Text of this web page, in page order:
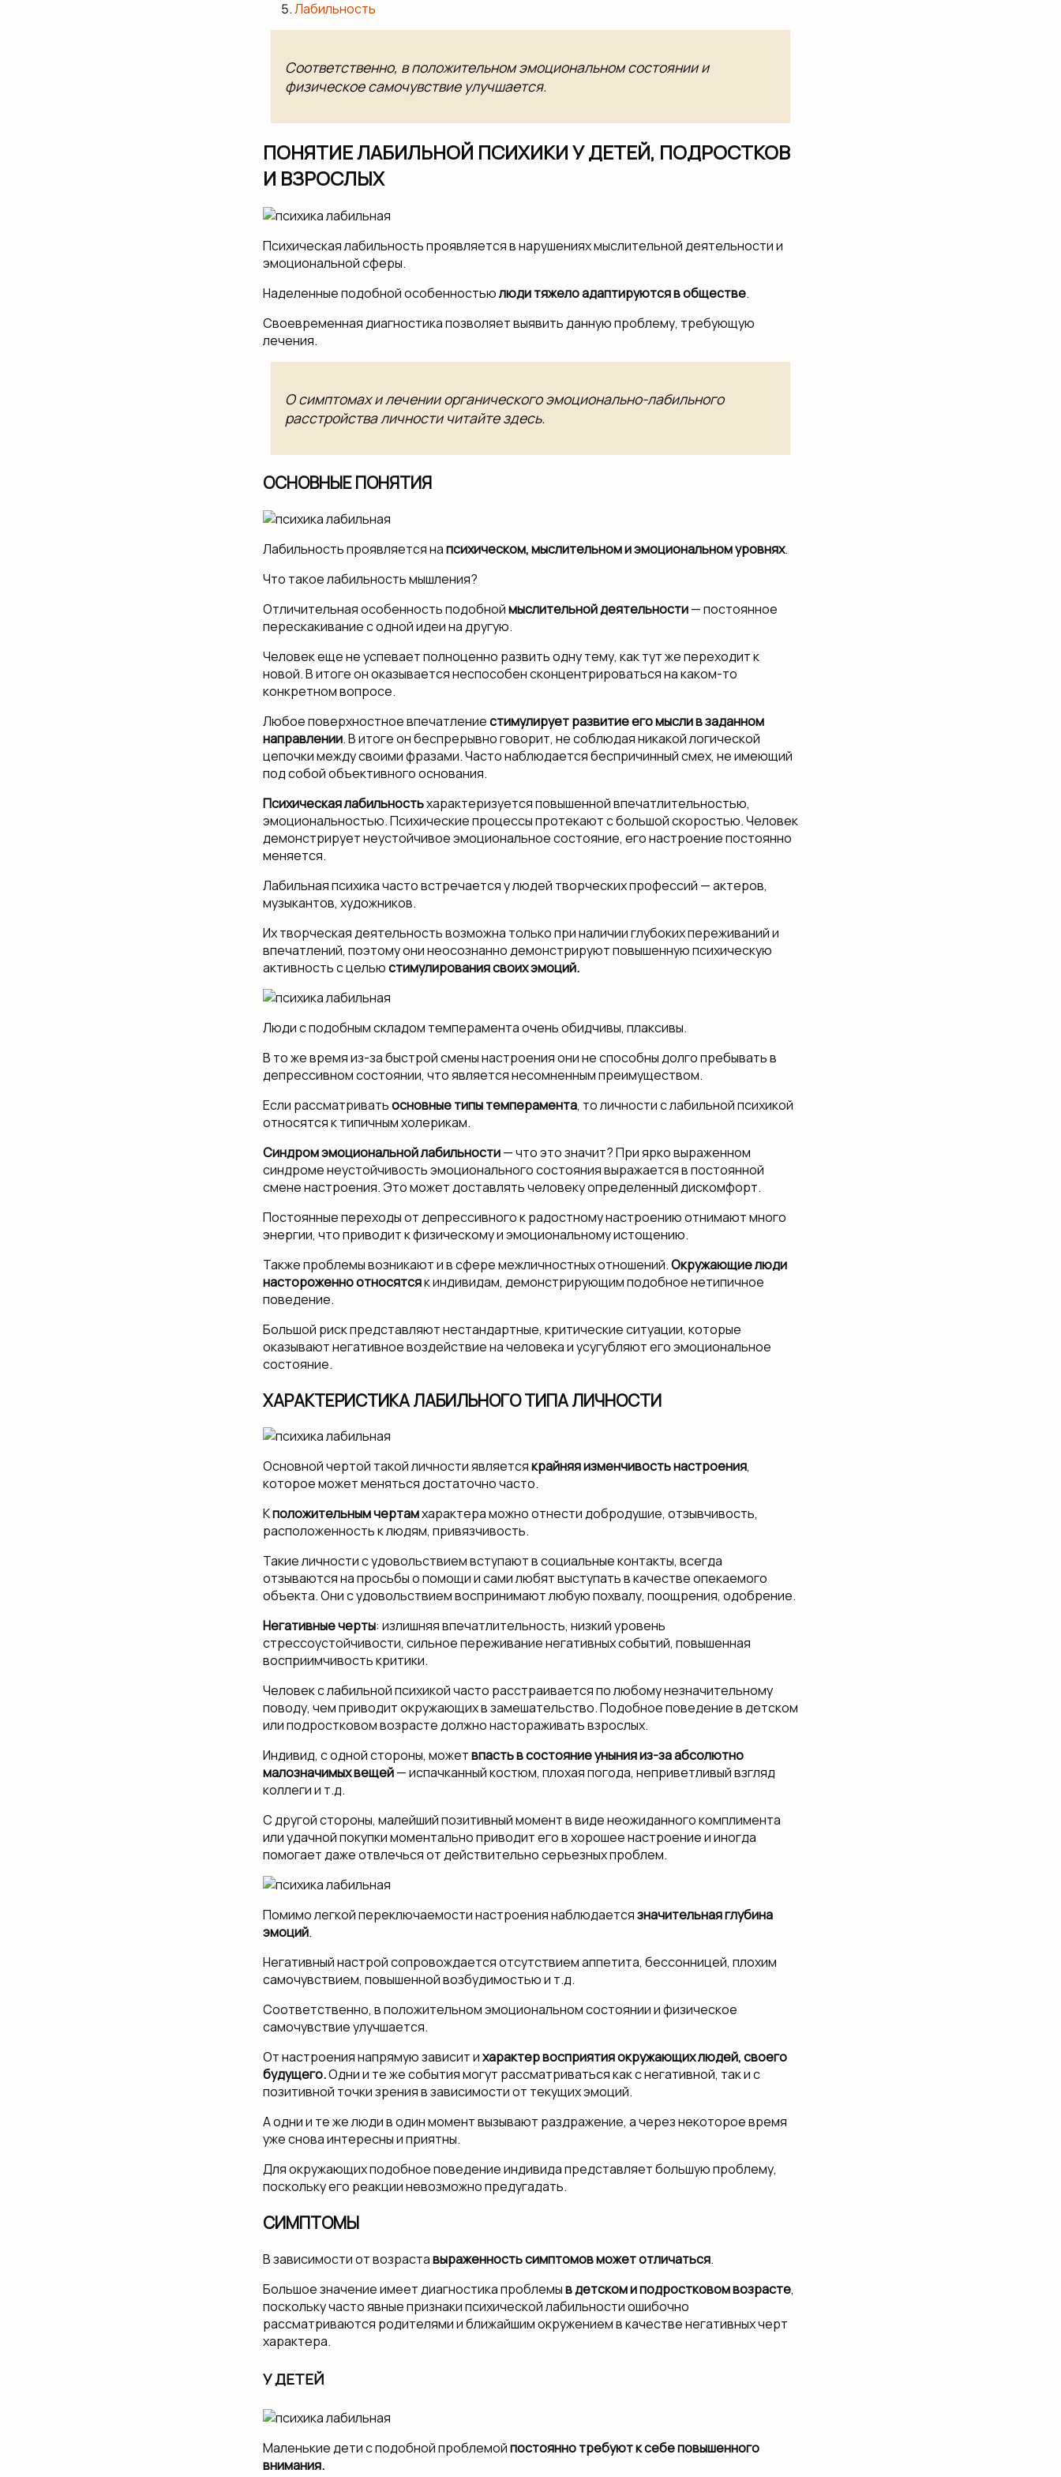
Лабильность
Соответственно, в положительном эмоциональном состоянии и
физическое самочувствие улучшается.
ПОНЯТИЕ ЛАБИЛЬНОЙ ПСИХИКИ У ДЕТЕЙ, ПОДРОСТКОВ
И ВЗРОСЛЫХ
Психическая лабильность проявляется в нарушениях мыслительной деятельности и
эмоциональной сферы.
Наделенные подобной особенностьюлюди тяжело адаптируются в обществе.
Своевременная диагностика позволяет выявить данную проблему, требующую
лечения.
О симптомах и лечении органического эмоционально-лабильного
расстройства личности читайте здесь.
ОСНОВНЫЕ ПОНЯТИЯ
Лабильность проявляется напсихическом, мыслительном и эмоциональном уровнях.
Что такое лабильность мышления?
Отличительная особенность подобноймыслительной деятельности— постоянное
перескакивание с одной идеи на другую.
Человек еще не успевает полноценно развить одну тему, как тут же переходит к
новой. В итоге он оказывается неспособен сконцентрироваться на каком-то
конкретном вопросе.
Любое поверхностное впечатлениестимулирует развитие его мысли в заданном
направлении. В итоге он беспрерывно говорит, не соблюдая никакой логической
цепочки между своими фразами. Часто наблюдается беспричинный смех, не имеющий
под собой объективного основания.
Психическая лабильностьхарактеризуется повышенной впечатлительностью,
эмоциональностью. Психические процессы протекают с большой скоростью. Человек
демонстрирует неустойчивое эмоциональное состояние, его настроение постоянно
меняется.
Лабильная психика часто встречается у людей творческих профессий — актеров,
музыкантов, художников.
Их творческая деятельность возможна только при наличии глубоких переживаний и
впечатлений, поэтому они неосознанно демонстрируют повышенную психическую
активность с цельюстимулирования своих эмоций.
Люди с подобным складом темперамента очень обидчивы, плаксивы.
В то же время из-за быстрой смены настроения они не способны долго пребывать в
депрессивном состоянии, что является несомненным преимуществом.
Если рассматриватьосновные типы темперамента, то личности с лабильной психикой
относятся к типичным холерикам.
Синдром эмоциональной лабильности— что это значит? При ярко выраженном
синдроме неустойчивость эмоционального состояния выражается в постоянной
смене настроения. Это может доставлять человеку определенный дискомфорт.
Постоянные переходы от депрессивного к радостному настроению отнимают много
энергии, что приводит к физическому и эмоциональному истощению.
Также проблемы возникают и в сфере межличностных отношений.Окружающие люди
настороженно относятсяк индивидам, демонстрирующим подобное нетипичное
поведение.
Большой риск представляют нестандартные, критические ситуации, которые
оказывают негативное воздействие на человека и усугубляют его эмоциональное
состояние.
ХАРАКТЕРИСТИКА ЛАБИЛЬНОГО ТИПА ЛИЧНОСТИ
Основной чертой такой личности являетсякрайняя изменчивость настроения,
которое может меняться достаточно часто.
Кположительным чертамхарактера можно отнести добродушие, отзывчивость,
расположенность к людям, привязчивость.
Такие личности с удовольствием вступают в социальные контакты, всегда
отзываются на просьбы о помощи и сами любят выступать в качестве опекаемого
объекта. Они с удовольствием воспринимают любую похвалу, поощрения, одобрение.
Негативные черты: излишняя впечатлительность, низкий уровень
стрессоустойчивости, сильное переживание негативных событий, повышенная
восприимчивость критики.
Человек с лабильной психикой часто расстраивается по любому незначительному
поводу, чем приводит окружающих в замешательство. Подобное поведение в детском
или подростковом возрасте должно настораживать взрослых.
Индивид, с одной стороны, можетвпасть в состояние уныния из-за абсолютно
малозначимых вещей— испачканный костюм, плохая погода, неприветливый взгляд
коллеги и т.д.
С другой стороны, малейший позитивный момент в виде неожиданного комплимента
или удачной покупки моментально приводит его в хорошее настроение и иногда
помогает даже отвлечься от действительно серьезных проблем.
Помимо легкой переключаемости настроения наблюдаетсязначительная глубина
эмоций.
Негативный настрой сопровождается отсутствием аппетита, бессонницей, плохим
самочувствием, повышенной возбудимостью и т.д.
Соответственно, в положительном эмоциональном состоянии и физическое
самочувствие улучшается.
От настроения напрямую зависит ихарактер восприятия окружающих людей, своего
будущего.Одни и те же события могут рассматриваться как с негативной, так и с
позитивной точки зрения в зависимости от текущих эмоций.
А одни и те же люди в один момент вызывают раздражение, а через некоторое время
уже снова интересны и приятны.
Для окружающих подобное поведение индивида представляет большую проблему,
поскольку его реакции невозможно предугадать.
СИМПТОМЫ
В зависимости от возраставыраженность симптомов может отличаться.
Большое значение имеет диагностика проблемыв детском и подростковом возрасте,
поскольку часто явные признаки психической лабильности ошибочно
рассматриваются родителями и ближайшим окружением в качестве негативных черт
характера.
У ДЕТЕЙ
Маленькие дети с подобной проблемойпостоянно требуют к себе повышенного
внимания.